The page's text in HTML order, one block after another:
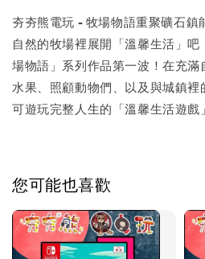
夯夯熊電玩 - 牧場物語重聚礦石鎮
自然的牧場裡展開「溫馨生活」
場物語」系列作品第一波！在充
水果、照顧動物們、以及與城鎮裡
可遊玩完整人生的「溫馨生活遊戲
您可能也喜歡